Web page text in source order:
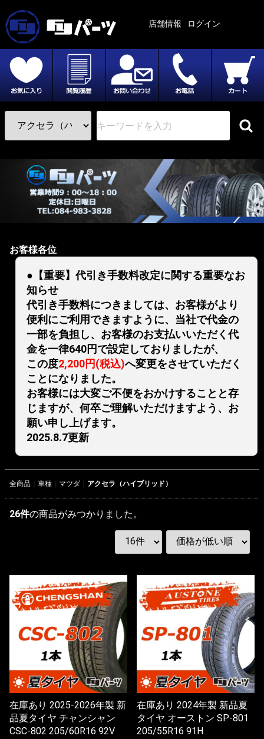
店舗情報 ログイン
お客様各位
●【重要】代引き手数料改定に関する重要なお
知らせ
代引き手数料につきましては、お客様がより
便利にご利用できますように、当社で代金の
一部を負担し、お客様のお支払いいただく代
金を一律640円で設定しておりましたが、
この度2,200円(税込)へ変更をさせていただく
ことになりました。
お客様には大変ご不便をおかけすることと存
じますが、何卒ご理解いただけますよう、お
願い申し上げます。
2025.8.7更新
全商品 車種 マツダ アクセラ（ハイブリッド）
26件の商品がみつかりました。
在庫あり 2025-2026年製 新
品夏タイヤ チャンシャン
CSC-802 205/60R16 92V
在庫あり 2024年製 新品夏
タイヤ オーストン SP-801
205/55R16 91H